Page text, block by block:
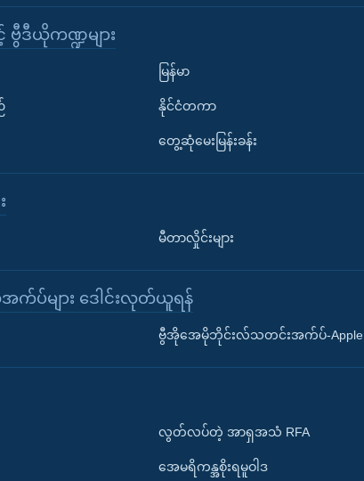
ဒီယိုကဏ္ဍများ
မြန်မာ
နိုင်ငံတကာ
တွေ့ဆုံမေးမြန်းခန်း
မီတာလှိုင်းများ
ပ်များ ဒေါင်းလုတ်ယူရန်
ဗွီအိုအေမိုဘိုင်းလ်သတင်းအက်ပ်-Apple
လွတ်လပ်တဲ့ အာရှအသံ RFA
အေမရိကန္အစိုးရမူဝါဒ